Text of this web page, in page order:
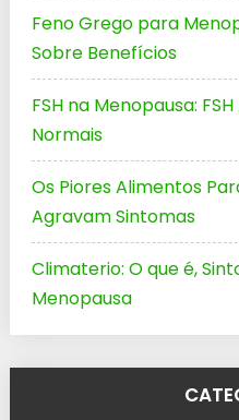
Feno Grego para
Sobre Benefícios
FSH na Menopausa:
Normais
Os Piores Alimentos
Agravam Sintomas
Climaterio: O que é,
Menopausa